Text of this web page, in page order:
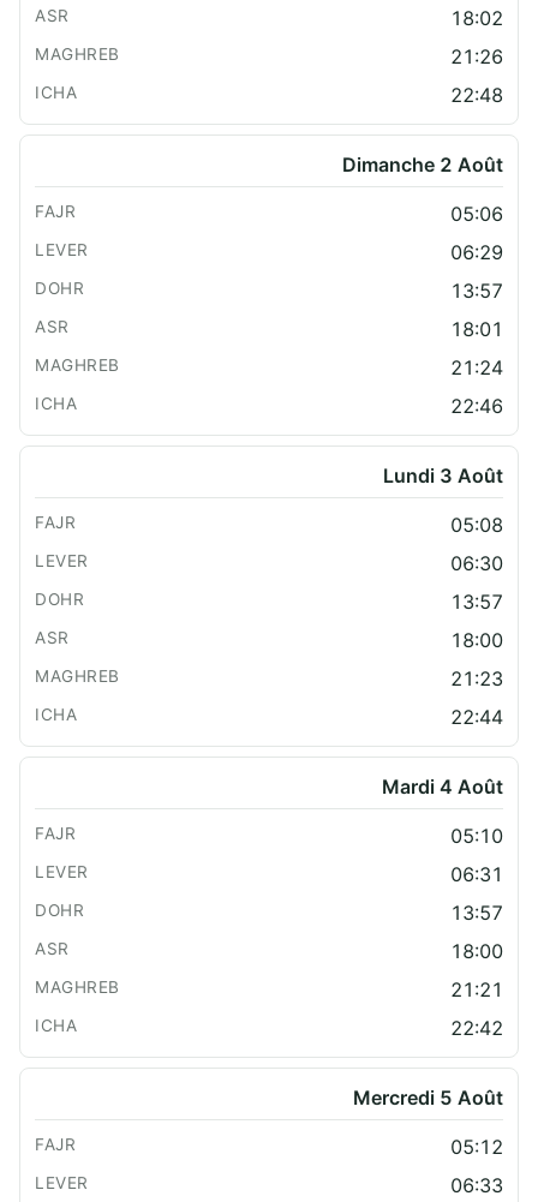
18:02
21:26
22:48
Dimanche 2 Août
05:06
06:29
13:57
18:01
21:24
22:46
Lundi 3 Août
05:08
06:30
13:57
18:00
21:23
22:44
Mardi 4 Août
05:10
06:31
13:57
18:00
21:21
22:42
Mercredi 5 Août
05:12
06:33